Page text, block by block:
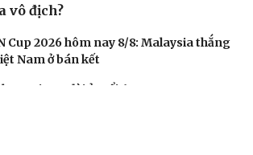
vô địch?
Cup 2026 hôm nay 8/8: Malaysia thắng
Nam ở bán kết
Messi qua đời ở tuổi 68